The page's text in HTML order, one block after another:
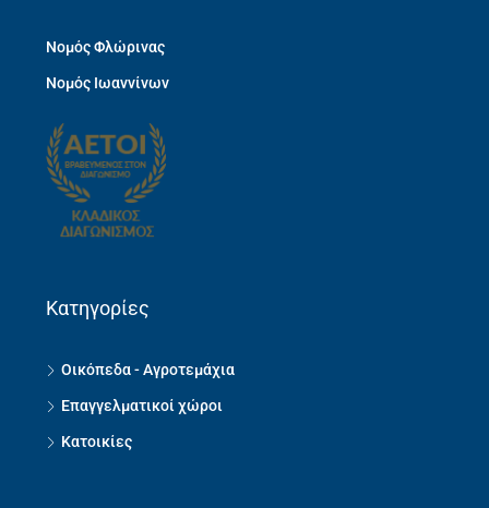
Νομός Φλώρινας
Νομός Ιωαννίνων
Κατηγορίες
Οικόπεδα - Αγροτεμάχια
Επαγγελματικοί χώροι
Κατοικίες